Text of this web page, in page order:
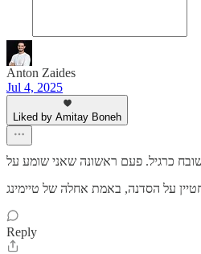
Anton Zaides
Jul 4, 2025
Liked by Amitay Boneh
Reply